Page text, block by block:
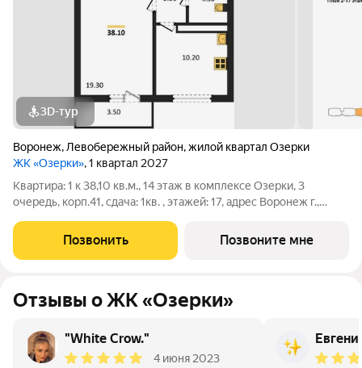
3D-тур
Воронеж, Левобережный район,жилой квартал Озерки
ЖК «Озерки», 1 квартал 2027
Квартира: 1 к 38,10 кв.м., 14 этаж в комплексе Озерки, 3
очередь, корп.41, сдача: 1кв. , этажей: 17, адрес Воронеж г.,
Позвонить Позвоните мне
Отзывы о ЖК «Озерки»
"White Crow."
4 июня 2023